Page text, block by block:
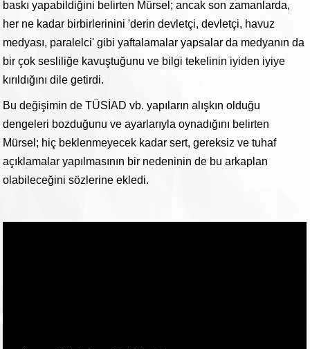
baskı yapabildiğini belirten Mürsel; ancak son zamanlarda,
her ne kadar birbirlerinini 'derin devletçi, devletçi, havuz
medyası, paralelci' gibi yaftalamalar yapsalar da medyanın da
bir çok sesliliğe kavuştuğunu ve bilgi tekelinin iyiden iyiye
kırıldığını dile getirdi.
Bu değişimin de TÜSİAD vb. yapıların alışkın olduğu
dengeleri bozduğunu ve ayarlarıyla oynadığını belirten
Mürsel; hiç beklenmeyecek kadar sert, gereksiz ve tuhaf
açıklamalar yapılmasının bir nedeninin de bu arkaplan
olabileceğini sözlerine ekledi.